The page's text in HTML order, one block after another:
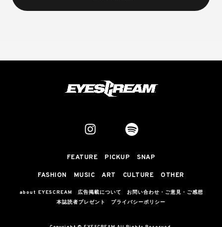
FEATURE PICKUP SNAP
FASHION MUSIC ART CULTURE OTHER
about EYESCREAM 広告掲載について
お問い合わせ・ご意見・ご感想
本誌読者プレゼント
プライバシーポリシー